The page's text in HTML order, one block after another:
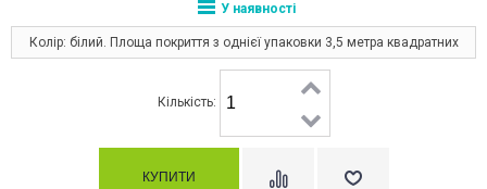
У наявності
Колір: білий. Площа покриття з однієї упаковки 3,5 метра квадратних
Кількість: